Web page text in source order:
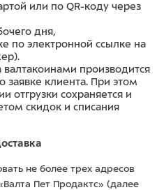
или по QR-коду через
дня,
по электронной ссылке на
валтакоинами производится
заявке клиента. При этом
отгрузки сохраняется и
скидок и списания
не более трех адресов
Пет Продактс» (далее